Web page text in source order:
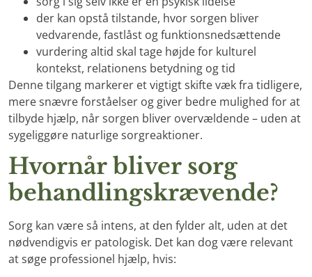
der kan opstå tilstande, hvor sorgen bliver
vedvarende, fastlåst og funktionsnedsættende
vurdering altid skal tage højde for kulturel
kontekst, relationens betydning og tid
Denne tilgang markerer et vigtigt skifte væk fra tidligere,
mere snævre forståelser og giver bedre mulighed for at
tilbyde hjælp, når sorgen bliver overvældende – uden at
sygeliggøre naturlige sorgreaktioner.
Hvornår bliver sorg
behandlingskrævende?
Sorg kan være så intens, at den fylder alt, uden at det
nødvendigvis er patologisk. Det kan dog være relevant
at søge professionel hjælp, hvis: